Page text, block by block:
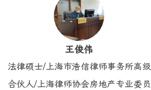
王俊伟
法律硕士/上海市浩信律师事务所高级
合伙人/上海律师协会房地产专业委员